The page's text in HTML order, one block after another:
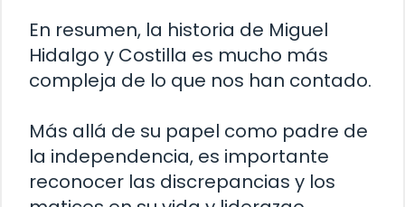
En resumen, la historia de Miguel
Hidalgo y Costilla es mucho más
compleja de lo que nos han contado.
Más allá de su papel como padre de
la independencia, es importante
reconocer las discrepancias y los